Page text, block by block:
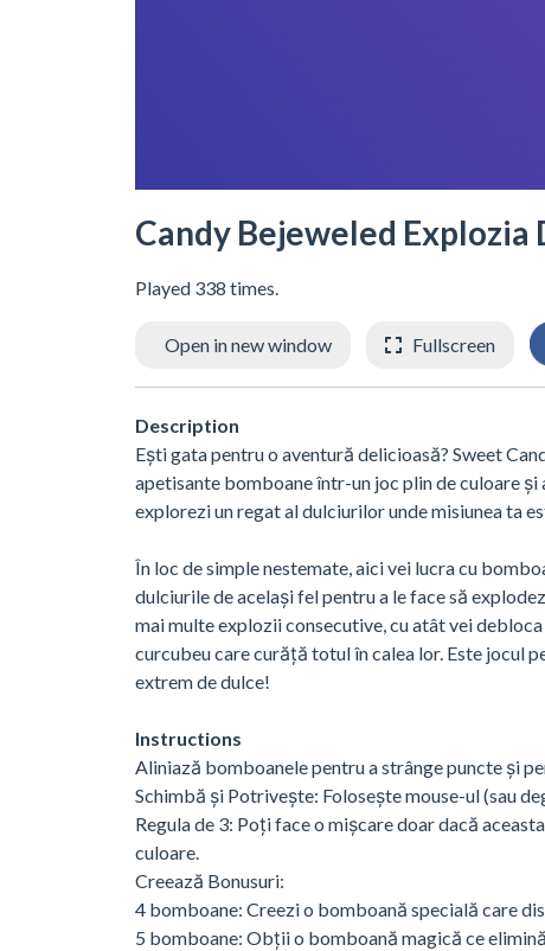
Candy Bejeweled
Played 338 times.
Open in new window Fullscreen
Description
Ești gata pentru o aventură delicioasă? Sweet
apetisante bomboane într-un joc plin de culoare
explorezi un regat al dulciurilor unde misiunea ta
În loc de simple nestemate, aici vei lucra cu
dulciurile de același fel pentru a le face să
mai multe explozii consecutive, cu atât vei
curcubeu care curăță totul în calea lor. Este jocul
extrem de dulce!
Instructions
Aliniază bomboanele pentru a strânge puncte și
Schimbă și Potrivește: Folosește mouse-ul (sau
Regula de 3: Poți face o mișcare doar dacă
culoare.
Creează Bonusuri:
4 bomboane: Creezi o bomboană specială care
5 bomboane: Obții o bomboană magică ce